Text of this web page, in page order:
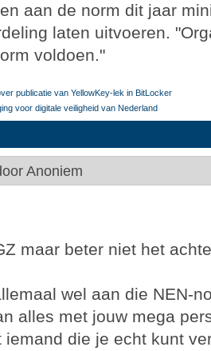
aan de norm dit jaar
laten uitvoeren.
voldoen."
publicatie van YellowKey-lek in BitLocker
voor digitale veiligheid van Nederland
Anoniem
maar beter niet het
wel aan die NEN-
alles met jouw mega
iemand die je echt kunt